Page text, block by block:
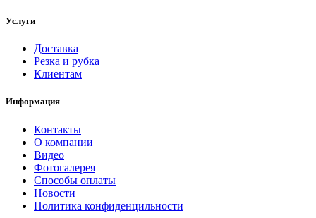
Услуги
Доставка
Резка и рубка
Клиентам
Информация
Контакты
О компании
Видео
Фотогалерея
Способы оплаты
Новости
Политика конфиденцильности